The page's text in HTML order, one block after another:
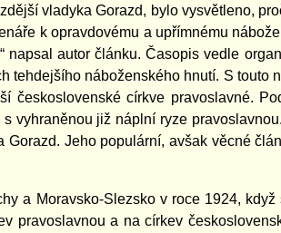
vladyka Gorazd, bylo vysvětleno,
k opravdovému a upřímnému
napsal autor článku. Časopis vedle
tehdejšího náboženského hnutí. S touto
československé církve pravoslavné.
vyhraněnou již náplní ryze
Jeho populární, avšak věcné
a Moravsko-Slezsko v roce 1924,
pravoslavnou a na církev